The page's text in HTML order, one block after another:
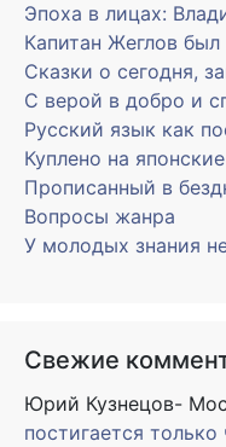
Эпоха в лицах:
Капитан Жеглов
Сказки о сегодня,
С верой в добро и
Русский язык как
Куплено на
Прописанный в
Вопросы жанра
У молодых знания
Свежие
Юрий Кузнецов-
постигается